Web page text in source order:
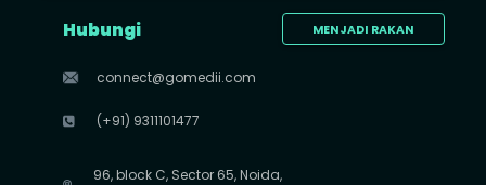
MENJADI RAKAN
Hubungi
connect@gomedii.com
(+91) 9311101477
96, block C, Sector 65, Noida,